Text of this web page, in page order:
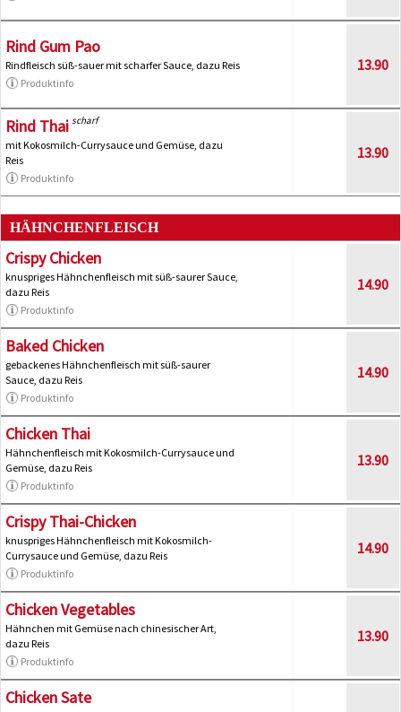
Rind Gum Pao
Rindfleisch süß-sauer mit scharfer Sauce, dazu Reis
Produktinfo
13.90
Rind Thai scharf
mit Kokosmilch-Currysauce und Gemüse, dazu
Reis
Produktinfo
13.90
HÄHNCHENFLEISCH
Crispy Chicken
knuspriges Hähnchenfleisch mit süß-saurer Sauce,
dazu Reis
Produktinfo
14.90
Baked Chicken
gebackenes Hähnchenfleisch mit süß-saurer
Sauce, dazu Reis
Produktinfo
14.90
Chicken Thai
Hähnchenfleisch mit Kokosmilch-Currysauce und
Gemüse, dazu Reis
Produktinfo
13.90
Crispy Thai-Chicken
knuspriges Hähnchenfleisch mit Kokosmilch-
Currysauce und Gemüse, dazu Reis
Produktinfo
14.90
Chicken Vegetables
Hähnchen mit Gemüse nach chinesischer Art,
dazu Reis
Produktinfo
13.90
Chicken Sate